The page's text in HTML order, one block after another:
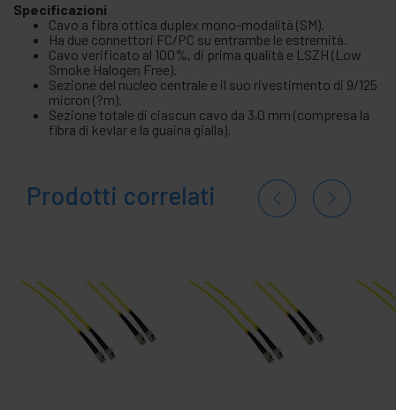
Specificazioni
Cavo a fibra ottica duplex mono-modalità (SM).
Ha due connettori FC/PC su entrambe le estremità.
Cavo verificato al 100%, di prima qualità e LSZH (Low
Smoke Halogen Free).
Sezione del nucleo centrale e il suo rivestimento di 9/125
micron (?m).
Sezione totale di ciascun cavo da 3,0 mm (compresa la
fibra di kevlar e la guaina gialla).
Prodotti correlati